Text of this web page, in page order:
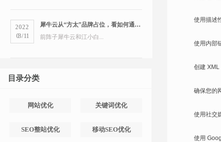
2022
03/11
犀牛云从“方太”品牌占位，看如何通过搜索引擎占领市场
前阵子犀牛云和江小白...
目录分类
网站优化 关键词优化
SEO整站优化 移动SEO优化
使用描述
使用内部
创建
确保您的
使用社交
使用